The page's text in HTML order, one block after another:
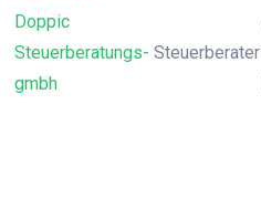
Doppic
Steuerberatungs-
gmbh
Steuerberater